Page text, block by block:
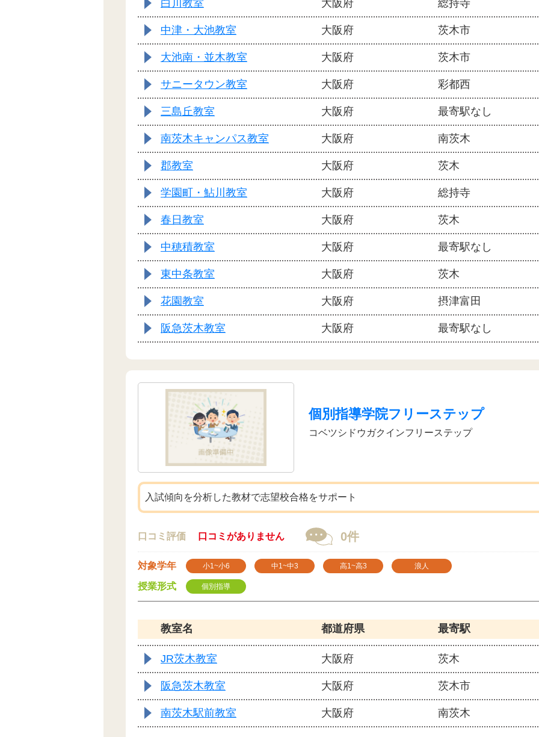
白川教室 大阪府 総持寺
中津・大池教室 大阪府 茨木市
大池南・並木教室 大阪府 茨木市
サニータウン教室 大阪府 彩都西
三島丘教室 大阪府 最寄駅なし
南茨木キャンパス教室 大阪府 南茨木
郡教室 大阪府 茨木
学園町・鮎川教室 大阪府 総持寺
春日教室 大阪府 茨木
中穂積教室 大阪府 最寄駅なし
東中条教室 大阪府 茨木
花園教室 大阪府 摂津富田
阪急茨木教室 大阪府 最寄駅なし
個別指導学院フリーステップ
コベツシドウガクインフリーステップ
入試傾向を分析した教材で志望校合格をサポート
口コミ評価 口コミがありません 0件
対象学年 小1~小6 中1~中3 高1~高3 浪人
授業形式 個別指導
教室名 都道府県 最寄駅
JR茨木教室 大阪府 茨木
阪急茨木教室 大阪府 茨木市
南茨木駅前教室 大阪府 南茨木